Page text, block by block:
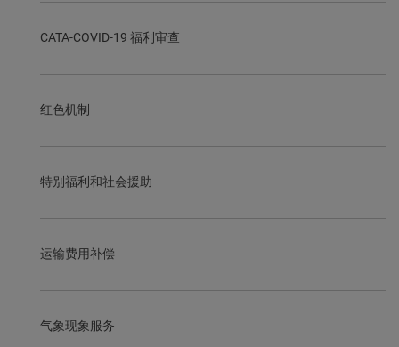
CATA-COVID-19 福利审查
红色机制
特别福利和社会援助
运输费用补偿
气象现象服务